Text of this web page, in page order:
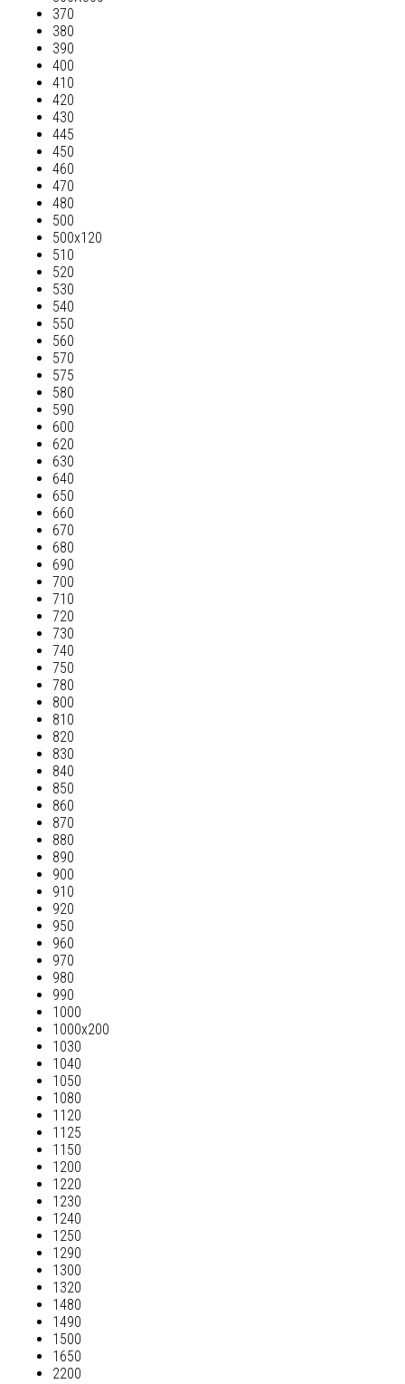
370
380
390
400
410
420
430
445
450
460
470
480
500
500х120
510
520
530
540
550
560
570
575
580
590
600
620
630
640
650
660
670
680
690
700
710
720
730
740
750
780
800
810
820
830
840
850
860
870
880
890
900
910
920
950
960
970
980
990
1000
1000х200
1030
1040
1050
1080
1120
1125
1150
1200
1220
1230
1240
1250
1290
1300
1320
1480
1490
1500
1650
2200